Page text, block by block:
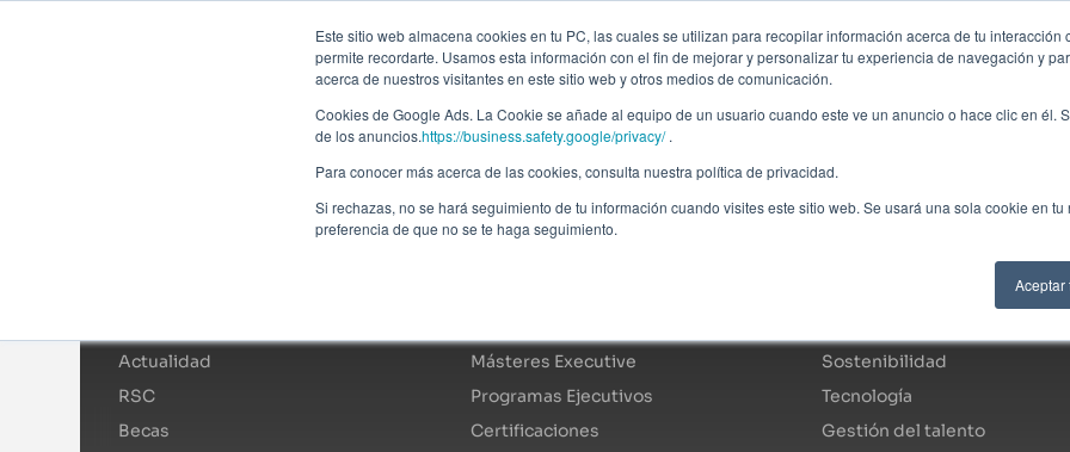
Este sitio web almacena cookies en tu PC, las cuales se utilizan para recopilar información acerca de tu interacción
permite recordarte. Usamos esta información con el fin de mejorar y personalizar tu experiencia de navegación y
acerca de nuestros visitantes en este sitio web y otros medios de comunicación.
Cookies de Google Ads. La Cookie se añade al equipo de un usuario cuando este ve un anuncio o hace clic en él.
de los anuncios.https://business.safety.google/privacy/.
Para conocer más acerca de las cookies, consulta nuestra política de privacidad.
Si rechazas, no se hará seguimiento de tu información cuando visites este sitio web. Se usará una sola cookie en
preferencia de que no se te haga seguimiento.
Aceptar
Actualidad
RSC
Becas
Másteres Executive
Programas Ejecutivos
Certificaciones
Áreas de especialidad
Sostenibilidad
Tecnología
Gestión del talento